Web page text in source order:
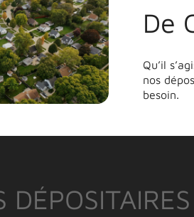
De
Qu’il
nos
besoin.